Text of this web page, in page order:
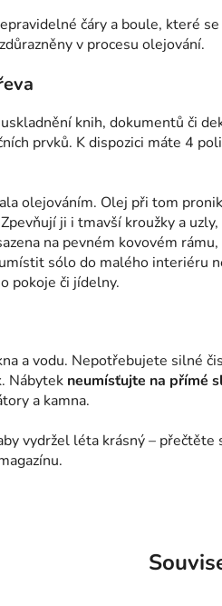
čáry a boule, které
v procesu olejování.
knih, dokumentů či
prvků. K dispozici máte 4
olejováním. Olej při tom
ji i tmavší kroužky a
na pevném kovovém rámu,
sólo do malého interiéru
pokoje či jídelny.
a vodu. Nepotřebujete silné
Nábytek neumísťujte na přímé
a kamna.
vydržel léta krásný – přečtěte